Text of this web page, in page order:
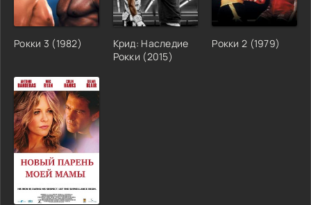
Рокки 3 (1982)
Крид: Наследие
Рокки (2015)
Рокки 2 (1979)